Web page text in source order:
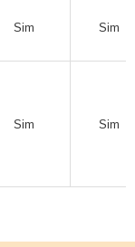
Sim Sim
Sim Sim